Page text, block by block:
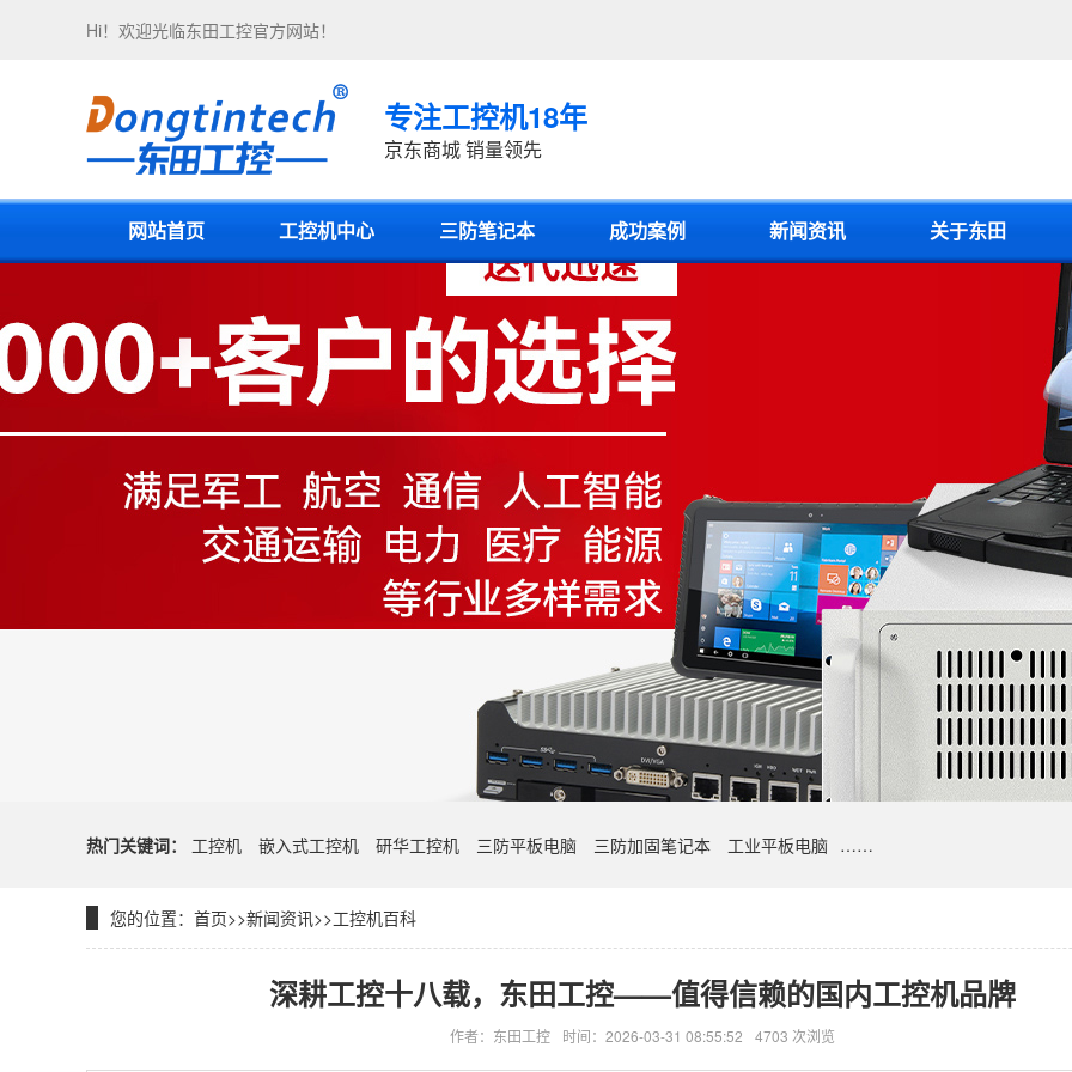
Hi！欢迎光临东田工控官方网站！
专注工控机18年
京东商城 销量领先
网站首页 工控机中心 三防笔记本 成功案例 新闻资讯 关于东田
热门关键词： 工控机 嵌入式工控机 研华工控机 三防平板电脑 三防加固笔记本 工业平板电脑 ……
您的位置： 首页>>新闻资讯>>工控机百科
深耕工控十八载，东田工控——值得信赖的国内工控机品牌
作者：东田工控 时间：2026-03-31 08:55:52 4703 次浏览